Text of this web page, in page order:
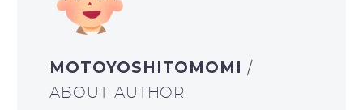
MOTOYOSHITOMOMI/
ABOUT AUTHOR